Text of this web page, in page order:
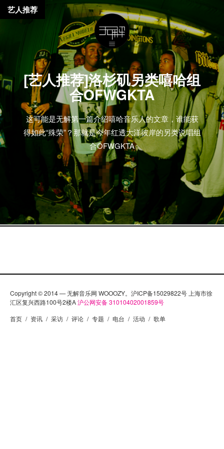
[艺人推荐]洛杉矶另类嘻哈组
合OFWGKTA
这可能是无解第一篇介绍嘻哈音乐人的文章，谁能获
得如此“殊荣”？那就是今年红透大洋彼岸的另类说唱组
合OFWGKTA
艺人推荐
Copyright © 2014 — 无解音乐网 WOOOZY。沪ICP备15029822号 上海市徐
汇区复兴西路100号2楼A沪公网安备 31010402001859号
首页 / 资讯 / 采访 / 评论 / 专题 / 电台 / 活动 / 歌单